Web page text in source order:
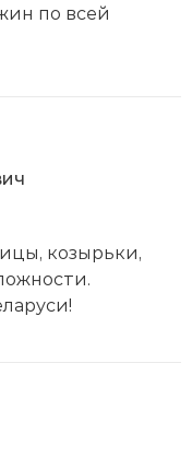
по всей
козырьки,